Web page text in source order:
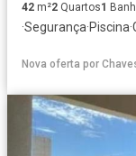
42 m²2 Quartos1
·Segurança·Piscina·
Nova oferta por